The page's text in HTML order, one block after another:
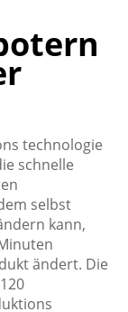
technologie
schnelle
selbst
kann,
ändert. Die